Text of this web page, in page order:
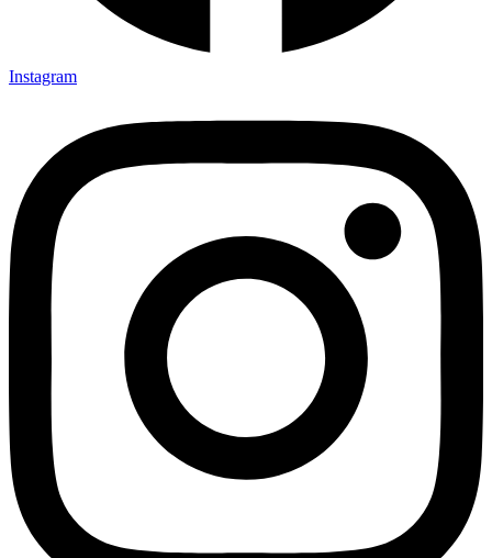
Instagram